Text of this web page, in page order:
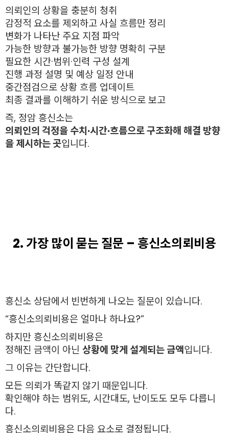
의뢰인의 상황을 충분히 청취
감정적 요소를 제외하고 사실 흐름만 정리
변화가 나타난 주요 지점 파악
가능한 방향과 불가능한 방향 명확히 구분
필요한 시간·범위·인력 구성 설계
진행 과정 설명 및 예상 일정 안내
중간점검으로 상황 흐름 업데이트
최종 결과를 이해하기 쉬운 방식으로 보고
즉, 정암 흥신소는
의뢰인의 걱정을 수치·시간·흐름으로 구조화해 해결 방향
을 제시하는 곳입니다.
2. 가장 많이 묻는 질문 – 흥신소의뢰비용
흥신소 상담에서 빈번하게 나오는 질문이 있습니다.
“흥신소의뢰비용은 얼마나 하나요?”
하지만 흥신소의뢰비용은
정해진 금액이 아닌 상황에 맞게 설계되는 금액입니다.
그 이유는 간단합니다.
모든 의뢰가 똑같지 않기 때문입니다.
확인해야 하는 범위도, 시간대도, 난이도도 모두 다릅니
다.
흥신소의뢰비용은 다음 요소로 결정됩니다.